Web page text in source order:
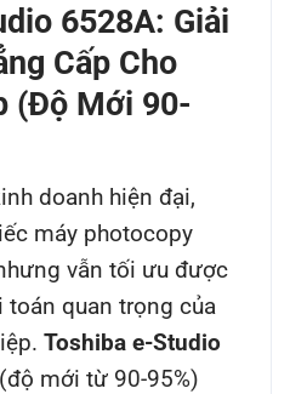
6528A: Giải
Cấp Cho
(Độ Mới 90-
doanh hiện đại,
máy photocopy
vẫn tối ưu được
quan trọng của
Toshiba e-Studio
mới từ 90-95%)